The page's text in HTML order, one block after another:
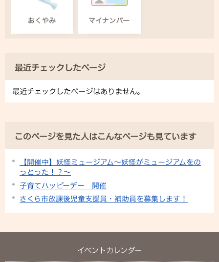
最近チェックしたページ
最近チェックしたページはありません。
このページを見た人はこんなページも見ています
【開催中】妖怪ミュージアム～妖怪がミュージアムをの
っとった！？～
子育てハッピーデー 開催
さくら市放課後児童支援員・補助員を募集します！
イベントカレンダー